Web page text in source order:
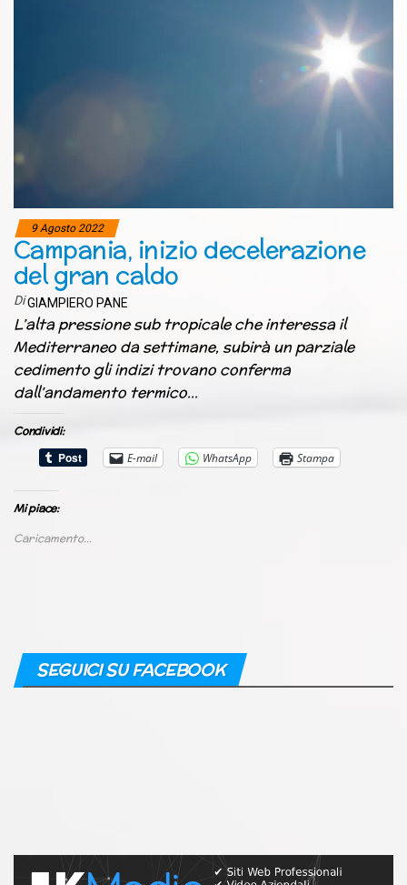
9 Agosto 2022
Campania, inizio decelerazione
del gran caldo
DiGIAMPIERO PANE
L’alta pressione sub tropicale che interessa il
Mediterraneo da settimane, subirà un parziale
cedimento gli indizi trovano conferma
dall’andamento termico…
Condividi:
E-mail
WhatsApp Stampa
Mi piace:
Caricamento...
SEGUICI SU FACEBOOK